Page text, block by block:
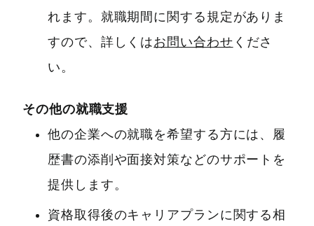
れます。就職期間に関する規定がありま
すので、詳しくはお問い合わせ くださ
い。
その他の就職支援
他の企業への就職を希望する方には、履
歴書の添削や面接対策などのサポートを
提供します。
資格取得後のキャリアプランに関する相